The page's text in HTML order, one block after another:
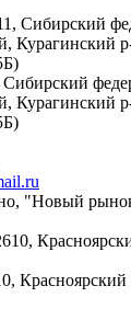
Курагинский
"Новый